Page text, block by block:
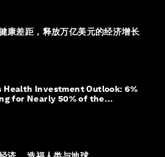
康差距，释放万亿美元的经济增长
Health Investment Outlook: 6%
for Nearly 50% of the